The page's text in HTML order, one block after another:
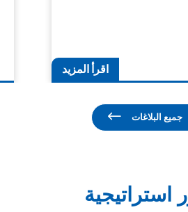
اقرأ المزيد
جميع البلاغات
استراتيجية